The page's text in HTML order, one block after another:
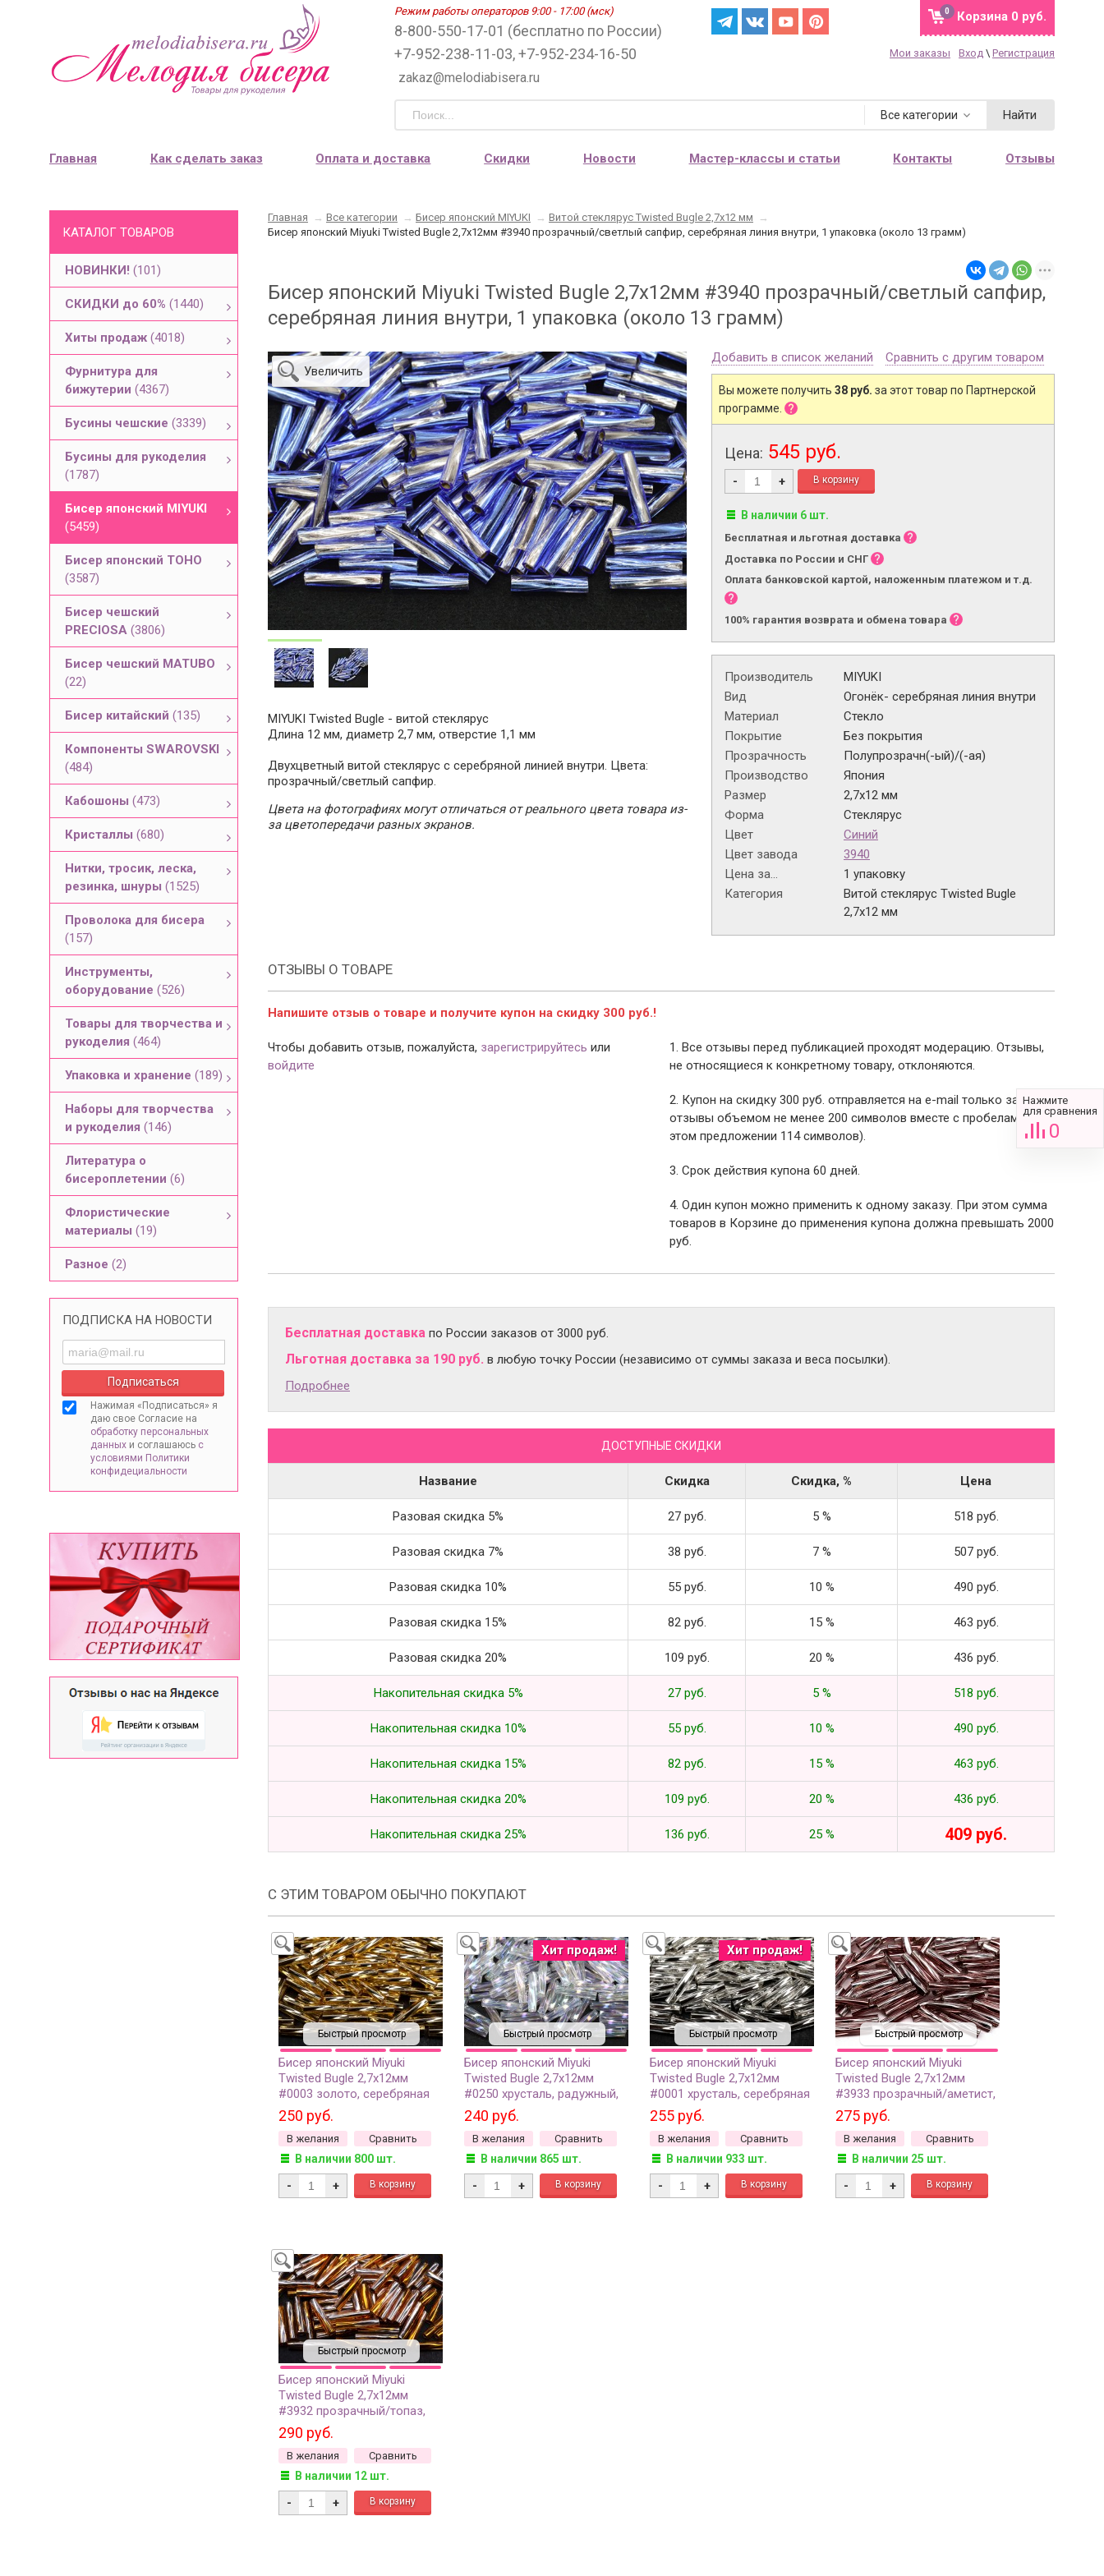
Режим работы операторов 9:00 - 17:00 (мск)
8-800-550-17-01 (бесплатно по России)
+7-952-238-11-03, +7-952-234-16-50
zakaz@melodiabisera.ru
Корзина 0 руб.
0
Мои заказы Вход \ Регистрация
Все категории Найти
Главная Как сделать заказ Оплата и доставка Скидки Новости Мастер-классы и статьи Контакты Отзывы
КАТАЛОГ ТОВАРОВ
НОВИНКИ! (101)
СКИДКИ до 60% (1440)
Хиты продаж (4018)
Фурнитура для
бижутерии (4367)
Бусины чешские (3339)
Бусины для рукоделия
(1787)
Бисер японский MIYUKI
(5459)
Бисер японский TOHO
(3587)
Бисер чешский
PRECIOSA (3806)
Бисер чешский MATUBO
(22)
Бисер китайский (135)
Компоненты SWAROVSKI
(484)
Кабошоны (473)
Кристаллы (680)
Нитки, тросик, леска,
резинка, шнуры (1525)
Проволока для бисера
(157)
Инструменты,
оборудование (526)
Товары для творчества и
рукоделия (464)
Упаковка и хранение (189)
Наборы для творчества
и рукоделия (146)
Литература о
бисероплетении (6)
Флористические
материалы (19)
Разное (2)
ПОДПИСКА НА НОВОСТИ
Нажимая «Подписаться» я
даю свое Согласие на
обработку персональных
данных и соглашаюсь с
условиями Политики
конфидециальности
Главная → Все категории → Бисер японский MIYUKI → Витой стеклярус Twisted Bugle 2,7х12 мм
→
Бисер японский Miyuki Twisted Bugle 2,7х12мм #3940 прозрачный/светлый сапфир, серебряная линия внутри, 1 упаковка (около 13 грамм)
Бисер японский Miyuki Twisted Bugle 2,7х12мм #3940 прозрачный/светлый сапфир,
серебряная линия внутри, 1 упаковка (около 13 грамм)
Увеличить
MIYUKI Twisted Bugle - витой стеклярус
Длина 12 мм, диаметр 2,7 мм, отверстие 1,1 мм
Двухцветный витой стеклярус с серебряной линией внутри. Цвета:
прозрачный/светлый сапфир.
Цвета на фотографиях могут отличаться от реального цвета товара из-
за цветопередачи разных экранов.
Добавить в список желаний Сравнить с другим товаром
Вы можете получить 38 руб. за этот товар по Партнерской
программе.
Цена: 545 руб.
- +
В наличии 6 шт.
Бесплатная и льготная доставка
Доставка по России и СНГ
Оплата банковской картой, наложенным платежом и т.д.
100% гарантия возврата и обмена товара
Производитель
MIYUKI
Вид
Огонёк- серебряная линия внутри
Материал
Стекло
Покрытие
Без покрытия
Прозрачность
Полупрозрачн(-ый)/(-ая)
Производство
Япония
Размер
2,7х12 мм
Форма
Стеклярус
Цвет
Синий
Цвет завода
3940
Цена за...
1 упаковку
Категория
Витой стеклярус Twisted Bugle
2,7х12 мм
ОТЗЫВЫ О ТОВАРЕ
Напишите отзыв о товаре и получите купон на скидку 300 руб.!
Чтобы добавить отзыв, пожалуйста, зарегистрируйтесь или
войдите
1. Все отзывы перед публикацией проходят модерацию. Отзывы,
не относящиеся к конкретному товару, отклоняются.
2. Купон на скидку 300 руб. отправляется на e-mail только за
отзывы объемом не менее 200 символов вместе с пробелами (в
этом предложении 114 символов).
3. Срок действия купона 60 дней.
4. Один купон можно применить к одному заказу. При этом сумма
товаров в Корзине до применения купона должна превышать 2000
руб.
Бесплатная доставка по России заказов от 3000 руб.
Льготная доставка за 190 руб. в любую точку России (независимо от суммы заказа и веса посылки).
Подробнее
ДОСТУПНЫЕ СКИДКИ
Название Скидка Скидка, % Цена
Разовая скидка 5% 27 руб. 5 % 518 руб.
Разовая скидка 7% 38 руб. 7 % 507 руб.
Разовая скидка 10% 55 руб. 10 % 490 руб.
Разовая скидка 15% 82 руб. 15 % 463 руб.
Разовая скидка 20% 109 руб. 20 % 436 руб.
Накопительная скидка 5% 27 руб. 5 % 518 руб.
Накопительная скидка 10% 55 руб. 10 % 490 руб.
Накопительная скидка 15% 82 руб. 15 % 463 руб.
Накопительная скидка 20% 109 руб. 20 % 436 руб.
Накопительная скидка 25% 136 руб. 25 % 409 руб.
С ЭТИМ ТОВАРОМ ОБЫЧНО ПОКУПАЮТ
Быстрый просмотр
Бисер японский Miyuki
Twisted Bugle 2,7х12мм
#0003 золото, серебряная
линия внутри, 10 грамм
250 руб.
В желания Сравнить
В наличии 800 шт.
- +
Быстрый просмотр
Хит продаж!
Бисер японский Miyuki
Twisted Bugle 2,7х12мм
#0250 хрусталь, радужный,
10 грамм
240 руб.
В желания Сравнить
В наличии 865 шт.
- +
Быстрый просмотр
Хит продаж!
Бисер японский Miyuki
Twisted Bugle 2,7х12мм
#0001 хрусталь, серебряная
линия внутри, 10 грамм
255 руб.
В желания Сравнить
В наличии 933 шт.
- +
Быстрый просмотр
Бисер японский Miyuki
Twisted Bugle 2,7х12мм
#3933 прозрачный/аметист,
серебряная линия внутри, 10
грамм
275 руб.
В желания Сравнить
В наличии 25 шт.
- +
Быстрый просмотр
Бисер японский Miyuki
Twisted Bugle 2,7х12мм
#3932 прозрачный/топаз,
серебряная линия внутри, 10
грамм
290 руб.
В желания Сравнить
В наличии 12 шт.
- +
Нажмите
для сравнения
0